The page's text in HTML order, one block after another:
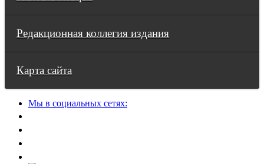
Редакционная коллегия издания
Карта сайта
Мы в социальных сетях: